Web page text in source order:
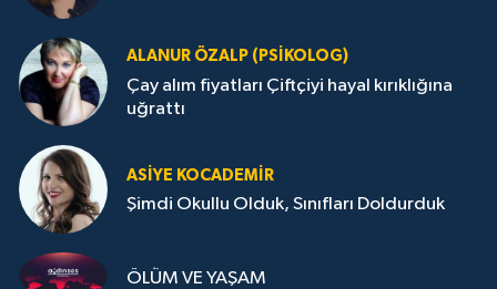
ALANUR ÖZALP (PSIKOLOG)
Çay alım fiyatları Çiftçiyi hayal kırıklığına
uğrattı
ASIYE KOCADEMİR
Şimdi Okullu Olduk, Sınıfları Doldurduk
ÖLÜM VE YAŞAM